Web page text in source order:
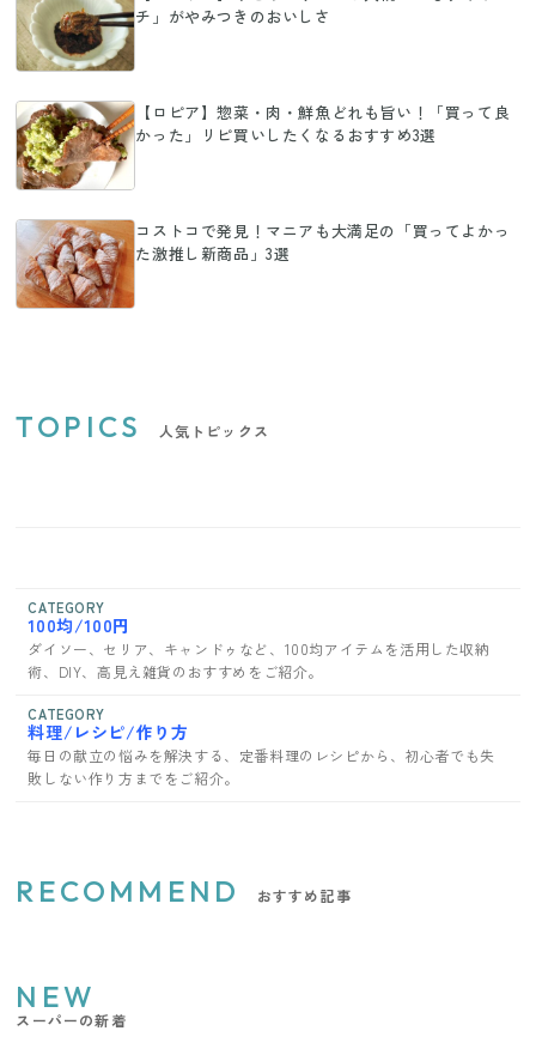
チ」がやみつきのおいしさ
【ロピア】惣菜・肉・鮮魚どれも旨い！「買って良
かった」リピ買いしたくなるおすすめ3選
コストコで発見！マニアも大満足の「買ってよかっ
た激推し新商品」3選
TOPICS 人気トピックス
CATEGORY
100均/100円
ダイソー、セリア、キャンドゥなど、100均アイテムを活用した収納
術、DIY、高見え雑貨のおすすめをご紹介。
CATEGORY
料理/レシピ/作り方
毎日の献立の悩みを解決する、定番料理のレシピから、初心者でも失
敗しない作り方までをご紹介。
RECOMMEND おすすめ記事
NEW
スーパーの新着